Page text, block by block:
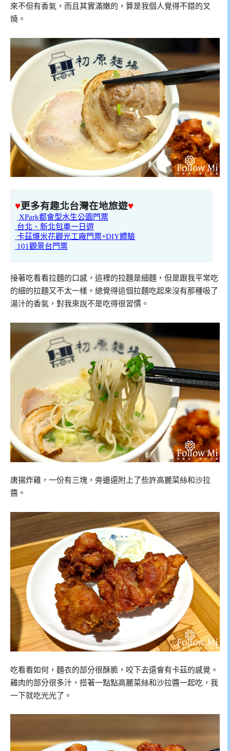
來不但有香氣，而且其實滿嫩的，算是我個人覺得不錯的叉
燒。
♥更多有趣北台灣在地旅遊♥
XPark都會型水生公園門票
台北、新北包車一日遊
卡茲爆米花觀光工廠門票+DIY體驗
101觀景台門票
接著吃看看拉麵的口感，這裡的拉麵是細麵，但是跟我平常吃
的細的拉麵又不太一樣。總覺得這個拉麵吃起來沒有那種吸了
湯汁的香氣，對我來說不是吃得很習慣。
唐揚炸雞，一份有三塊，旁邊還附上了些許高麗菜絲和沙拉
醬。
吃看看如何，麵衣的部分很酥脆，咬下去還會有卡茲的感覺。
雞肉的部分很多汁，搭著一點點高麗菜絲和沙拉醬一起吃，我
一下就吃光光了。